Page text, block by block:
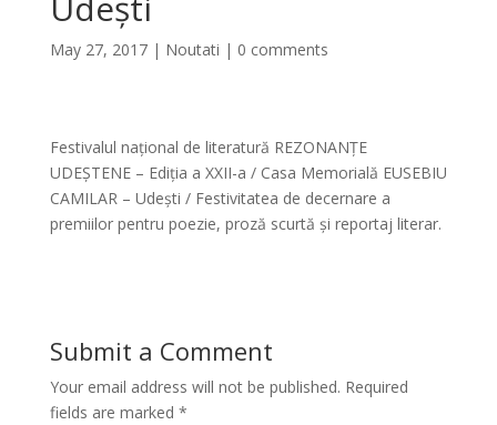
May 27, 2017| Noutati | 0 comments
Festivalul național de literatură REZONANȚE
UDEȘTENE – Ediția a XXII-a / Casa Memorială EUSEBIU
CAMILAR – Udești / Festivitatea de decernare a
premiilor pentru poezie, proză scurtă și reportaj literar.
Submit a Comment
Your email address will not be published. Required
fields are marked *